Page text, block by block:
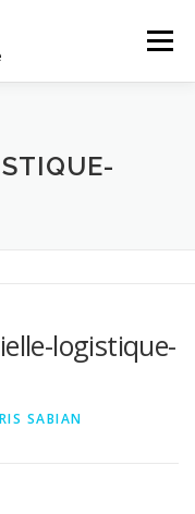
Menu
logistique-
SABIAN